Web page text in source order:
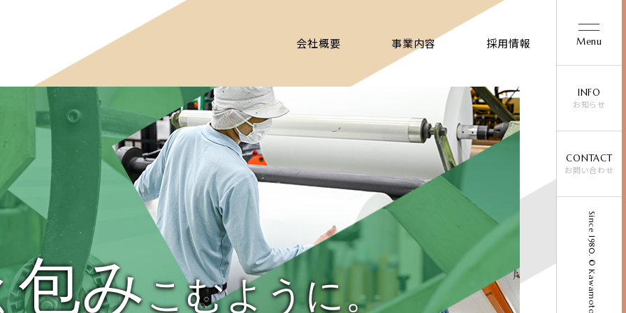
会社概要 事業内容 採用情報 Menu
INFO
お知らせ
CONTACT
お問い合わせ
包みこむように。